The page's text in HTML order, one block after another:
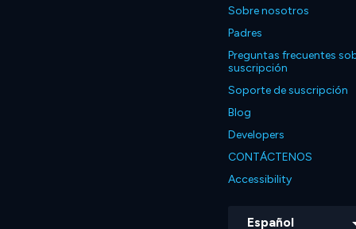
Sobre nosotros
Padres
Preguntas frecuentes
suscripción
Soporte de suscripción
Blog
Developers
CONTÁCTENOS
Accessibility
Español